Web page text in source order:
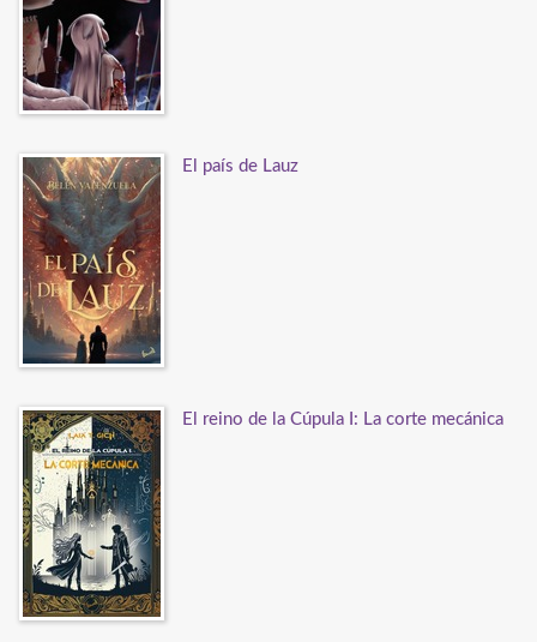
El país de Lauz
El reino de la Cúpula I: La corte mecánica